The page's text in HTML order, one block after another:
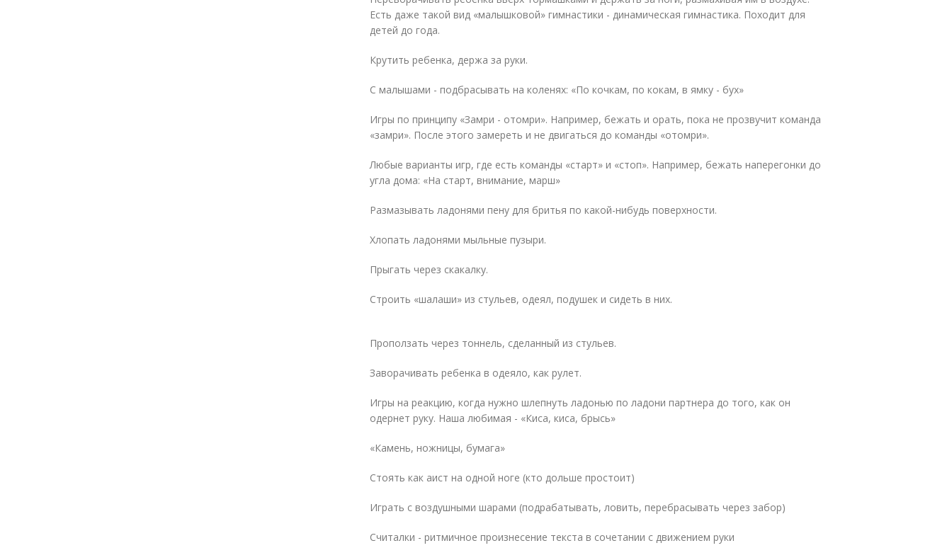
Есть даже такой вид «малышковой» гимнастики - динамическая гимнастика. Походит для
детей до года.
Крутить ребенка, держа за руки.
С малышами - подбрасывать на коленях: «По кочкам, по кокам, в ямку - бух»
Игры по принципу «Замри - отомри». Например, бежать и орать, пока не прозвучит команда
«замри». После этого замереть и не двигаться до команды «отомри».
Любые варианты игр, где есть команды «старт» и «стоп». Например, бежать наперегонки до
угла дома: «На старт, внимание, марш»
Размазывать ладонями пену для бритья по какой-нибудь поверхности.
Хлопать ладонями мыльные пузыри.
Прыгать через скакалку.
Строить «шалаши» из стульев, одеял, подушек и сидеть в них.
Проползать через тоннель, сделанный из стульев.
Заворачивать ребенка в одеяло, как рулет.
Игры на реакцию, когда нужно шлепнуть ладонью по ладони партнера до того, как он
одернет руку. Наша любимая - «Киса, киса, брысь»
«Камень, ножницы, бумага»
Стоять как аист на одной ноге (кто дольше простоит)
Играть с воздушными шарами (подрабатывать, ловить, перебрасывать через забор)
Считалки - ритмичное произнесение текста в сочетании с движением руки